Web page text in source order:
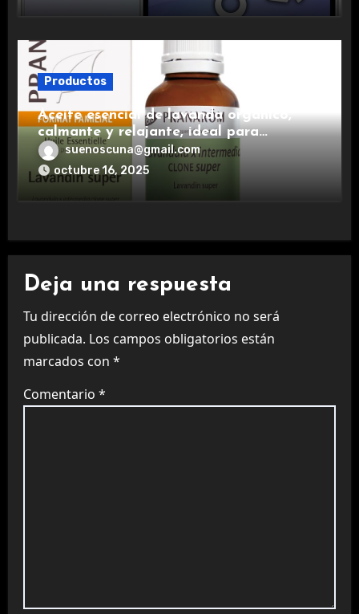
Productos
Aceite esencial de lavanda orgánico,
calmante y relajante, ideal para
aromaterapia.
suenoscuna@gmail.com
octubre 16, 2025
Deja una respuesta
Tu dirección de correo electrónico no será
publicada. Los campos obligatorios están
marcados con *
Comentario *